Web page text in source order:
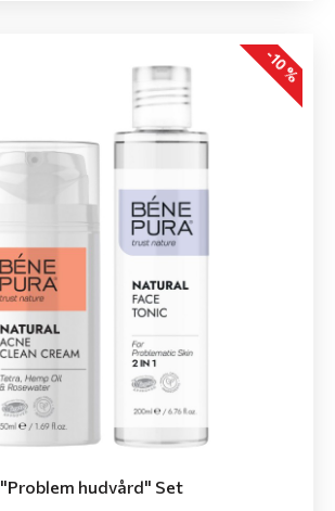
-10 %
"Problem hudvård" Set